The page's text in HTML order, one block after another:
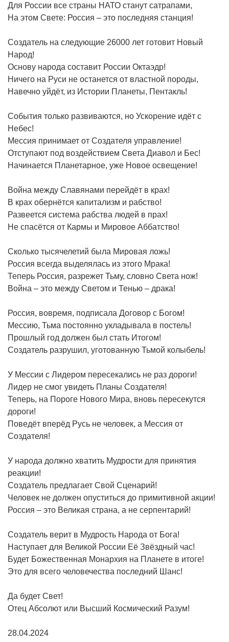
Для России все страны НАТО станут сатрапами,
На этом Свете: Россия – это последняя станция!
Создатель на следующие 26000 лет готовит Новый
Народ!
Основу народа составит России Октаэдр!
Ничего на Руси не останется от властной породы,
Навечно уйдёт, из Истории Планеты, Пентакль!
События только развиваются, но Ускорение идёт с
Небес!
Мессия принимает от Создателя управление!
Отступают под воздействием Света Диавол и Бес!
Начинается Планетарное, уже Новое освещение!
Война между Славянами перейдёт в крах!
В крах обернётся капитализм и рабство!
Развеется система рабства людей в прах!
Не спасётся от Кармы и Мировое Аббатство!
Сколько тысячелетий была Мировая ложь!
Россия всегда выделялась из этого Мрака!
Теперь Россия, разрежет Тьму, словно Света нож!
Война – это между Светом и Тенью – драка!
Россия, вовремя, подписала Договор с Богом!
Мессию, Тьма постоянно укладывала в постель!
Прошлый год должен был стать Итогом!
Создатель разрушил, уготованную Тьмой колыбель!
У Мессии с Лидером пересекались не раз дороги!
Лидер не смог увидеть Планы Создателя!
Теперь, на Пороге Нового Мира, вновь пересекутся
дороги!
Поведёт вперёд Русь не человек, а Мессия от
Создателя!
У народа должно хватить Мудрости для принятия
реакции!
Создатель предлагает Свой Сценарий!
Человек не должен опуститься до примитивной акции!
Россия – это Великая страна, а не серпентарий!
Создатель верит в Мудрость Народа от Бога!
Наступает для Великой России Её Звёздный час!
Будет Божественная Монархия на Планете в итоге!
Это для всего человечества последний Шанс!
Да будет Свет!
Отец Абсолют или Высший Космический Разум!
28.04.2024